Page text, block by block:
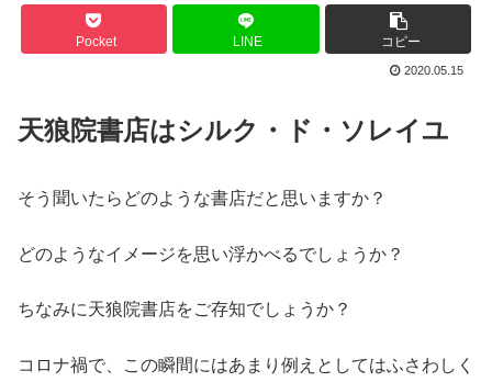
Pocket LINE コピー
2020.05.15
天狼院書店はシルク・ド・ソレイユ
そう聞いたらどのような書店だと思いますか？
どのようなイメージを思い浮かべるでしょうか？
ちなみに天狼院書店をご存知でしょうか？
コロナ禍で、この瞬間にはあまり例えとしてはふさわしく